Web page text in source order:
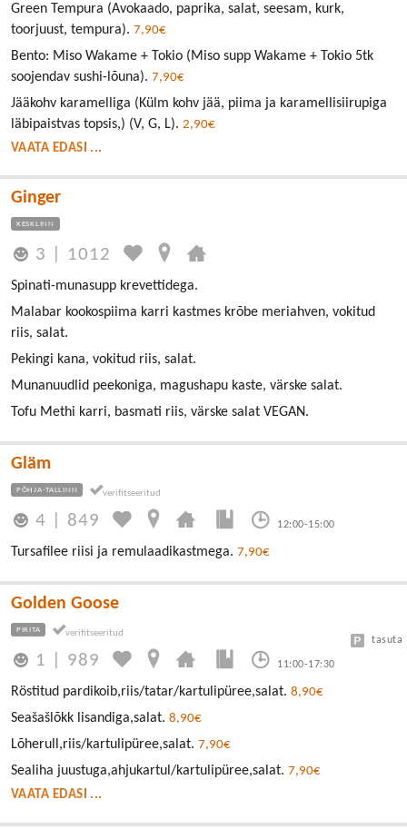
Green Tempura (Avokaado, paprika, salat, seesam, kurk,
toorjuust, tempura). 7,90€
Bento: Miso Wakame + Tokio (Miso supp Wakame + Tokio 5tk
soojendav sushi-lõuna). 7,90€
Jääkohv karamelliga (Külm kohv jää, piima ja karamellisiirupiga
läbipaistvas topsis,) (V, G, L). 2,90€
VAATA EDASI ...
Ginger
KESKLINN
3 1012
Spinati-munasupp krevettidega.
Malabar kookospiima karri kastmes krõbe meriahven, vokitud
riis, salat.
Pekingi kana, vokitud riis, salat.
Munanuudlid peekoniga, magushapu kaste, värske salat.
Tofu Methi karri, basmati riis, värske salat VEGAN.
Gläm
PÕHJA-TALLINN
4 849 12:00-15:00
Tursafilee riisi ja remulaadikastmega. 7,90€
Golden Goose
PIRITA
1 989 11:00-17:30
tasuta
Röstitud pardikoib,riis/tatar/kartulipüree,salat. 8,90€
Seašašlõkk lisandiga,salat. 8,90€
Lõherull,riis/kartulipüree,salat. 7,90€
Sealiha juustuga,ahjukartul/kartulipüree,salat. 7,90€
VAATA EDASI ...